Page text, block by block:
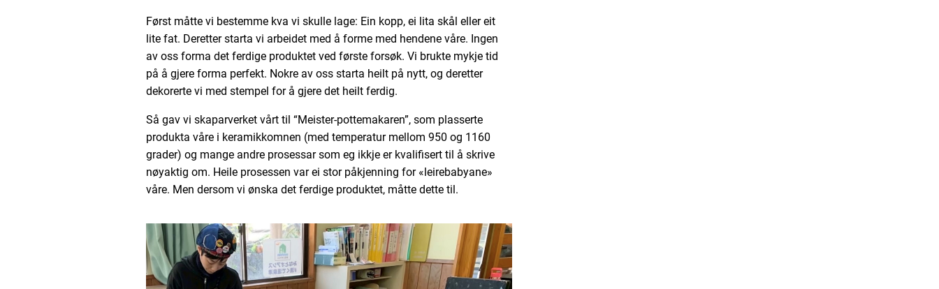
Først måtte vi bestemme kva vi skulle lage: Ein kopp, ei lita skål eller eit
lite fat. Deretter starta vi arbeidet med å forme med hendene våre. Ingen
av oss forma det ferdige produktet ved første forsøk. Vi brukte mykje tid
på å gjere forma perfekt. Nokre av oss starta heilt på nytt, og deretter
dekorerte vi med stempel for å gjere det heilt ferdig.
Så gav vi skaparverket vårt til “Meister-pottemakaren”, som plasserte
produkta våre i keramikkomnen (med temperatur mellom 950 og 1160
grader) og mange andre prosessar som eg ikkje er kvalifisert til å skrive
nøyaktig om. Heile prosessen var ei stor påkjenning for «leirebabyane»
våre. Men dersom vi ønska det ferdige produktet, måtte dette til.